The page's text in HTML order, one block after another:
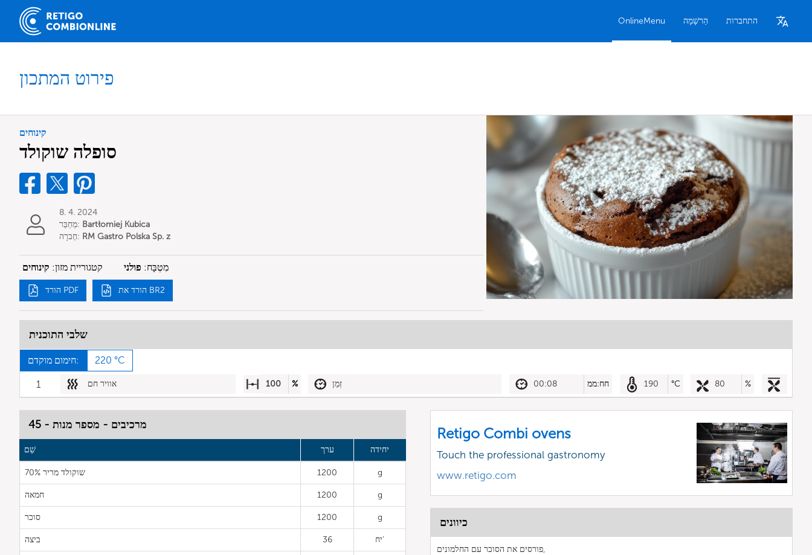
OnlineMenu הַרשָׁמָה התחברות
פירוט המתכון
קינוחים
סופלה שוקולד
8. 4. 2024
מְחַבֵּר: Bartłomiej Kubica
חֶברָה: RM Gastro Polska Sp. z
קטגוריית מזון: קינוחים מִטְבָּח: פולני
הורד PDF הורד את BR2
שלבי התוכנית
חימום מוקדם: 220 °C
1 אוויר חם 100 % זְמַן 00:08 חח:ממ 190 °C 80 %
מרכיבים - מספר מנות - 45
שֵׁם ערך יחידה
שוקולד מריר 70% 1200 g
חמאה 1200 g
סוכר 1200 g
ביצה 36 יח'
Retigo Combi ovens
Touch the professional gastronomy
www.retigo.com
כיוונים
פורסים את הסוכר עם החלמונים,